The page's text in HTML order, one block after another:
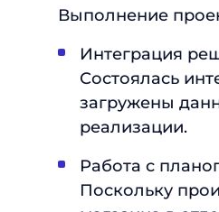
Выполнение
Интеграция
Состоялась
загружены
реализации.
Работа с
Поскольку